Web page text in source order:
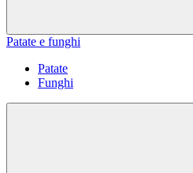
Patate e funghi
Patate
Funghi